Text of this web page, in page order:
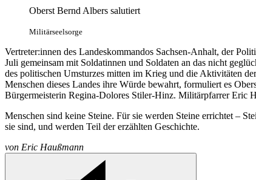
Oberst Bernd Albers salutiert
Militärseelsorge
Vertreter:innen des Landeskommandos Sachsen-Anhalt, der
Juli gemeinsam mit Soldatinnen und Soldaten an das nicht
des politischen Umsturzes mitten im Krieg und die Aktivitäten
Menschen dieses Landes ihre Würde bewahrt, formuliert es
Bürgermeisterin Regina-Dolores Stiler-Hinz. Militärpfarrer Eric
Menschen sind keine Steine. Für sie werden Steine errichtet –
sie sind, und werden Teil der erzählten Geschichte.
von Eric Haußmann